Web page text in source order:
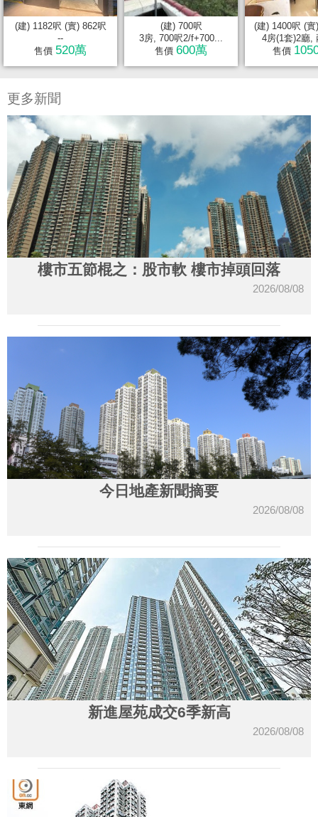
(建) 1182呎 (實) 862呎
--
售價 520萬
(建) 700呎
3房, 700呎2/f+700...
售價 600萬
(建) 1400呎 (實
4房(1套)2廳,
售價
更多新聞
樓市五節棍之：股市軟 樓市掉頭回落
2026/08/08
今日地產新聞摘要
2026/08/08
新進屋苑成交6季新高
2026/08/08